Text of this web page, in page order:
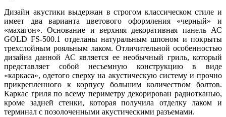
Дизайн акустики выдержан в строгом классическом стиле и
имеет два варианта цветового оформления «черный» и
«махагон». Основание и верхняя декоративная панель АС
GOLD FS-500.1 отделаны натуральным шпоном и покрыты
трехслойным рояльным лаком. Отличительной особенностью
дизайна данной АС является ее необычный гриль, который
представляет собой несъемную конструкцию в виде
«каркаса», одетого сверху на акустическую систему и прочно
прикрепленного к корпусу большим количеством болтов.
Каркас гриля по всему периметру декорирован радиотканью,
кроме задней стенки, которая получила отделку лаком и
терминал с позолоченными акустическими разъемами.